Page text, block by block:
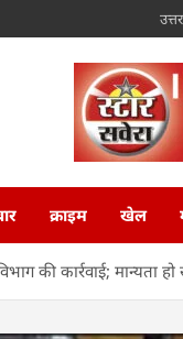
क्राइम खेल
की कार्रवाई; मान्यता हो